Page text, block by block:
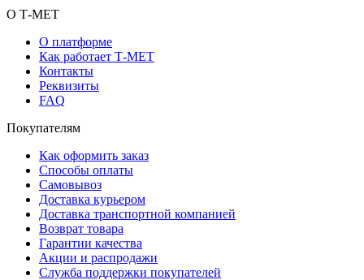
О Т-МЕТ
О платформе
Как работает Т-МЕТ
Контакты
Реквизиты
FAQ
Покупателям
Как оформить заказ
Способы оплаты
Самовывоз
Доставка курьером
Доставка транспортной компанией
Возврат товара
Гарантии качества
Акции и распродажи
Служба поддержки покупателей